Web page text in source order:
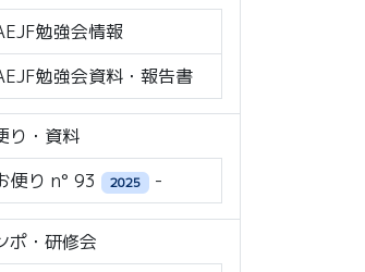
勉強会情報
勉強会資料・報告書
り・資料
便り n° 93
2025 -
ポ・研修会